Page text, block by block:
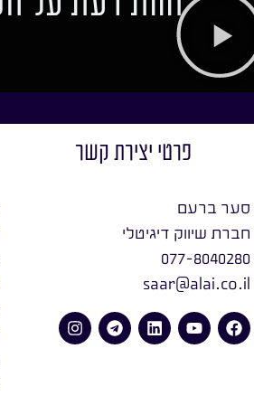
פרטי יצירת קשר
סער ברעם
חברת שיווק דיגיטלי
077-8040280
saar@alai.co.il